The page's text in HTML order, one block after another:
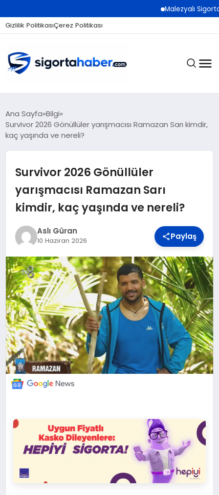
Malezyalı Sigorta
Gizlilik PolitikasıÇerez Politikası
SIGORTA
BILIM VE TEKNOLOJI
OTOMOBIL
KÜNYE
İLETIŞIM
Ana Sayfa Bilgi
Survivor 2026 Gönüllüler yarışmacısı Ramazan Sarı kimdir,
kaç yaşında ve nereli?
Survivor 2026 Gönüllüler
yarışmacısı Ramazan Sarı
kimdir, kaç yaşında ve nereli?
Aslı Güran
10 Haziran 2026 Paylaş